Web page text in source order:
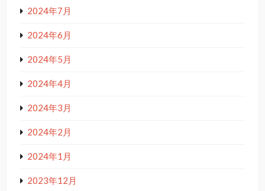
2024年7月
2024年6月
2024年5月
2024年4月
2024年3月
2024年2月
2024年1月
2023年12月